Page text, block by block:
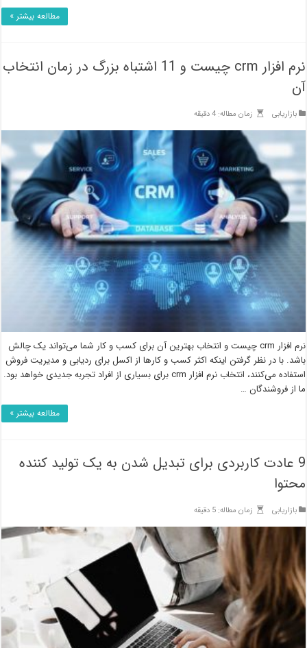
مطالعه بیشتر »
نرم افزار crm چیست و 11 اشتباه بزرگ در زمان انتخاب
آن
بازاریابی زمان مطاله: 4 دقیقه
نرم افزار crm چیست و انتخاب بهترین آن برای کسب و کار شما می‌تواند یک چالش
باشد. با در نظر گرفتن اینکه اکثر کسب و کارها از اکسل برای ردیابی و مدیریت فروش
استفاده می‌کنند، انتخاب نرم افزار crm برای بسیاری از افراد تجربه جدیدی خواهد بود.
ما از فروشندگان …
مطالعه بیشتر »
9 عادت کاربردی برای تبدیل شدن به یک تولید کننده
محتوا
بازاریابی زمان مطاله: 5 دقیقه